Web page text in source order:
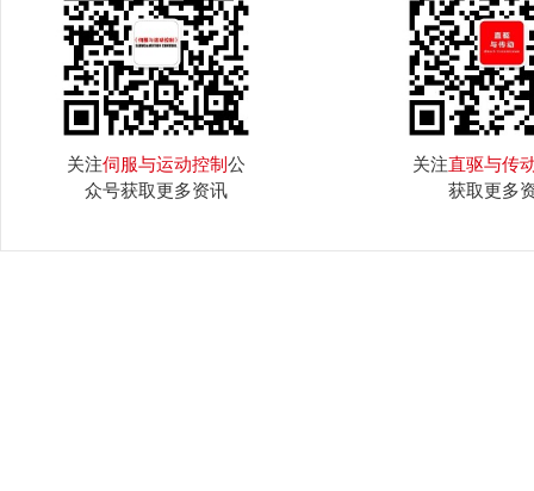
关注伺服与运动控制公
众号获取更多资讯
关注直驱与传
获取更多